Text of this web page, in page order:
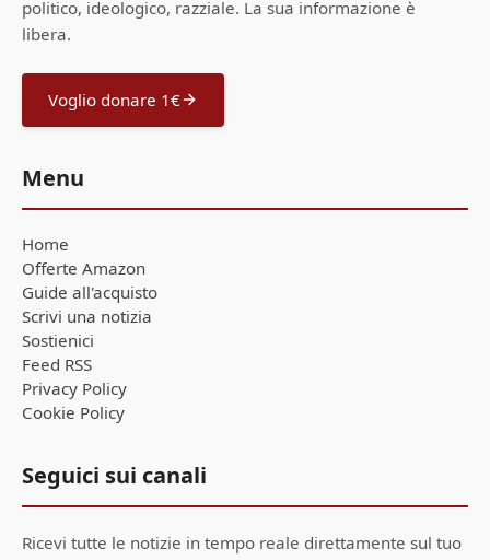
politico, ideologico, razziale. La sua informazione è
libera.
Voglio donare 1€
Menu
Home
Offerte Amazon
Guide all'acquisto
Scrivi una notizia
Sostienici
Feed RSS
Privacy Policy
Cookie Policy
Seguici sui canali
Ricevi tutte le notizie in tempo reale direttamente sul tuo